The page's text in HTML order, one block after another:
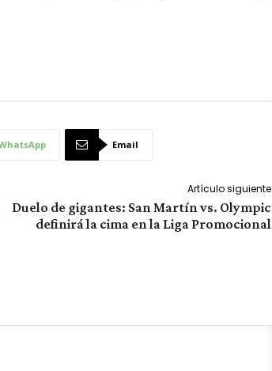
Email
Artículo siguiente
Duelo de gigantes: San Martín vs. Olympic
definirá la cima en la Liga Promocional